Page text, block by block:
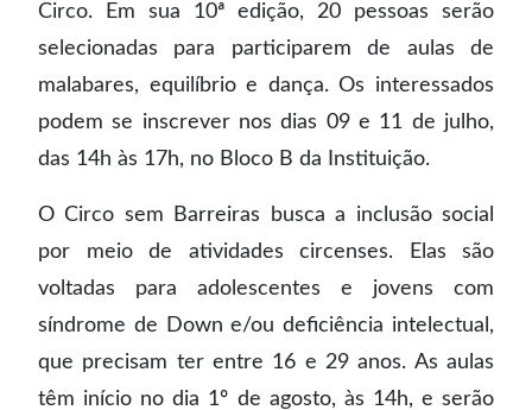
Circo. Em sua 10ª edição, 20 pessoas serão
selecionadas para participarem de aulas de
malabares, equilíbrio e dança. Os interessados
podem se inscrever nos dias 09 e 11 de julho,
das 14h às 17h, no Bloco B da Instituição.
O Circo sem Barreiras busca a inclusão social
por meio de atividades circenses. Elas são
voltadas para adolescentes e jovens com
síndrome de Down e/ou deficiência intelectual,
que precisam ter entre 16 e 29 anos. As aulas
têm início no dia 1º de agosto, às 14h, e serão